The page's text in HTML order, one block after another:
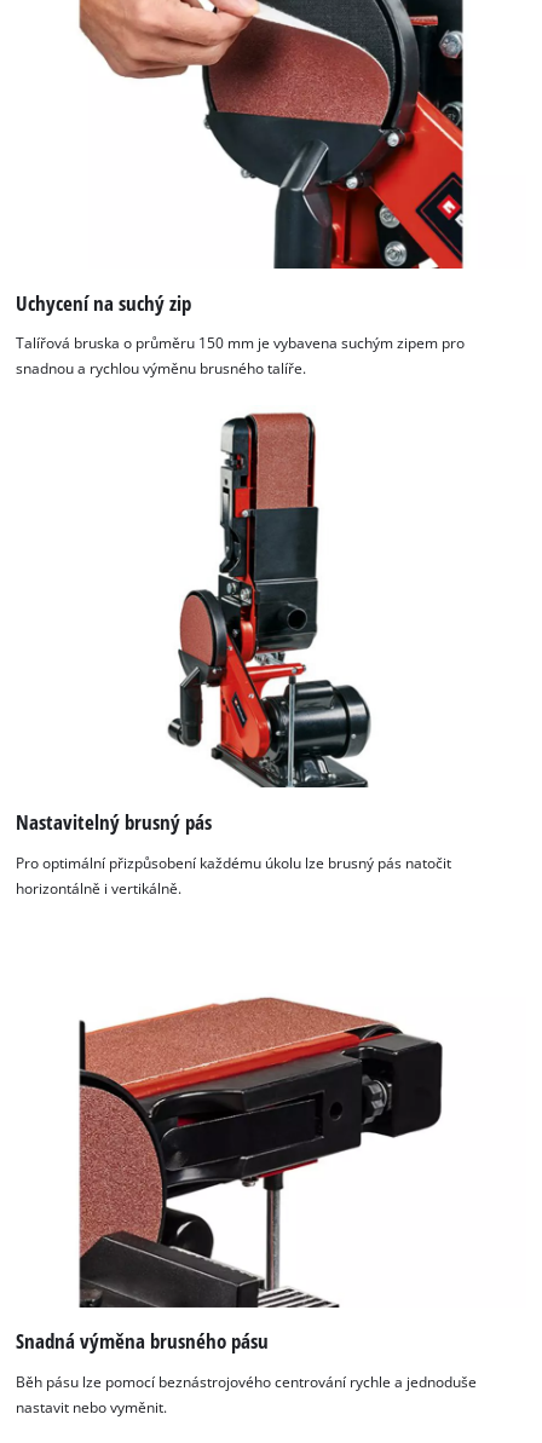
K načtení služby Google Maps
potřebujeme váš souhlas!
This content is not permitted to load due
to trackers that are not disclosed to the
visitor. The website owner needs to setup
the site with their CMP to add this content
to the list of technologies used.
Powered by
Usercentrics Consent
Management Platform
Uchycení na suchý zip
Talířová bruska o průměru 150 mm je vybavena suchým zipem pro
snadnou a rychlou výměnu brusného talíře.
Nastavitelný brusný pás
Pro optimální přizpůsobení každému úkolu lze brusný pás natočit
horizontálně i vertikálně.
Snadná výměna brusného pásu
Běh pásu lze pomocí beznástrojového centrování rychle a jednoduše
nastavit nebo vyměnit.